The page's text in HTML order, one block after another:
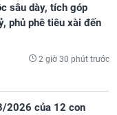
sâu dày, tích góp
phủ phê tiêu xài đến
2 giờ 30 phút trước
2026 của 12 con